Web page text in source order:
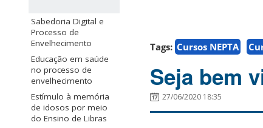
Sabedoria Digital e
Processo de
Envelhecimento
Educação em saúde
no processo de
envelhecimento
Estímulo à memória
de idosos por meio
do Ensino de Libras
Tags: Cursos NEPTA
Seja bem
27/06/2020 18:35